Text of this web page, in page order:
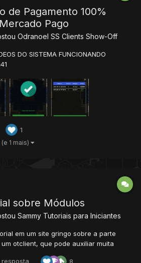
de Pagamento 100%
Pago
Odranoel SS Clients Show-Off
DO SISTEMA FUNCIONANDO
1
(e 1 mais)
sobre Módulos
Sammy Tutoriais para Iniciantes
em um site gringo sobre a parte
otclient, que pode auxiliar muita
resposta